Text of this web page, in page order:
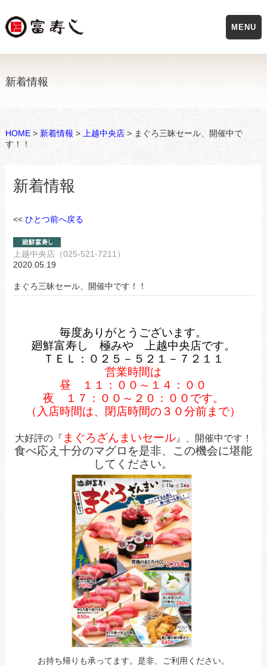
新着情報
HOME> 新着情報 > 上越中央店> まぐろ三昧セール、開催中で
す！！
新着情報
<< ひとつ前へ戻る
上越中央店（025-521-7211）
2020.05.19
まぐろ三昧セール、開催中です！！
毎度ありがとうございます。
廻鮮富寿し 極みや 上越中央店です。
ＴＥＬ：０２５－５２１－７２１１
営業時間は
昼 １１：００～１４：００
夜 １７：００～２０：００です。
（入店時間は、閉店時間の３０分前まで）
大好評の『 まぐろざんまいセール』、開催中です！
食べ応え十分のマグロを是非、この機会に堪能
してください。
お持ち帰りも承ってます。是非、ご利用ください。
MENU